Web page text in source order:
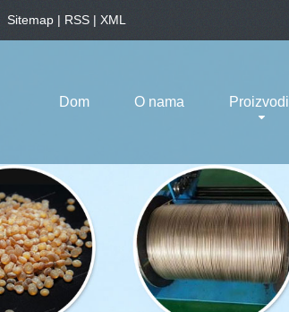
Sitemap | RSS | XML
Dom O nama Proizvodi